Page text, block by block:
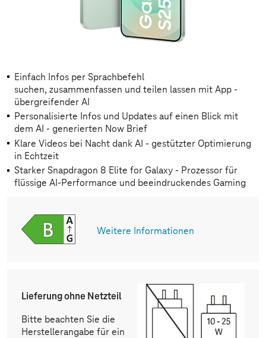
Einfach Infos per Sprachbefehl
suchen, zusammenfassen und teilen lassen mit App -
übergreifender AI
Personalisierte Infos und Updates auf einen Blick mit
dem AI - generierten Now Brief
Klare Videos bei Nacht dank AI - gestützter Optimierung
in Echtzeit
Starker Snapdragon 8 Elite for Galaxy - Prozessor für
flüssige AI-Performance und beeindruckendes Gaming
Weitere Informationen
Lieferung ohne Netzteil
Bitte beachten Sie die
Herstellerangabe für ein